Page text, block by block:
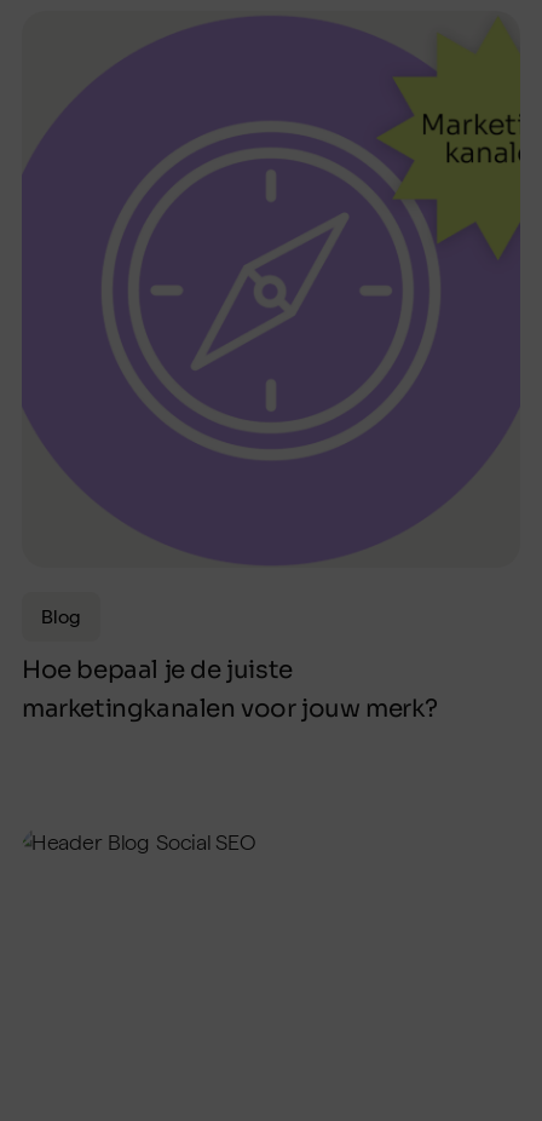
Blog
Hoe bepaal je de juiste
marketingkanalen voor jouw merk?